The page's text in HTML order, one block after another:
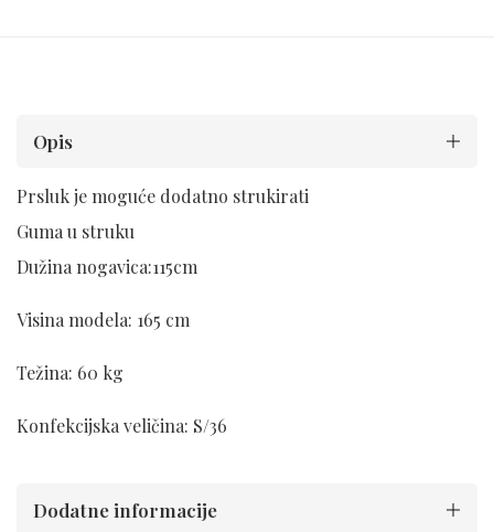
Opis
Prsluk je moguće dodatno strukirati
Guma u struku
Dužina nogavica:115cm
Visina modela: 165 cm
Težina: 60 kg
Konfekcijska veličina: S/36
Dodatne informacije